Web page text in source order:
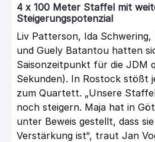
4 x 100 Meter Staffel mit
Steigerungspotenzial
Liv Patterson, Ida
und Guely Batantou hatten
Saisonzeitpunkt für die JDM
Sekunden). In Rostock stößt
zum Quartett. „Unsere
noch steigern. Maja hat in
unter Beweis gestellt, dass
Verstärkung ist“, traut Jan